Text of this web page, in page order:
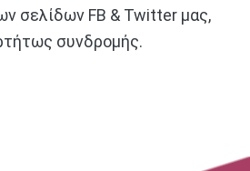
σελίδων FB & Twitter μας,
συνδρομής.